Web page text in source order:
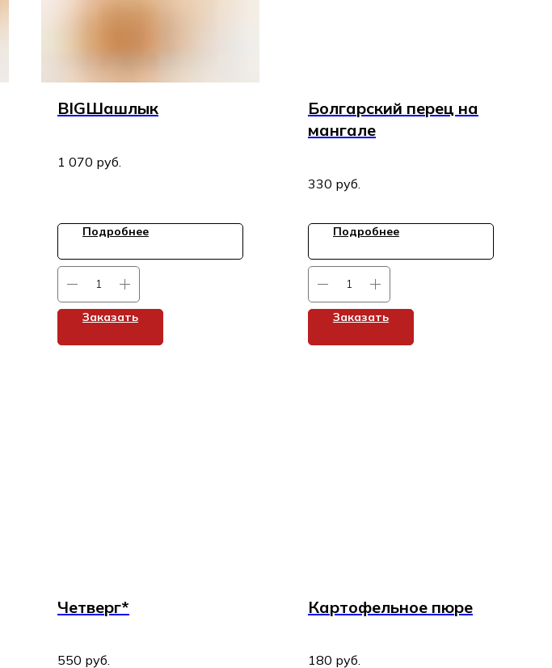
BIGШашлык
1 070 руб.
Подробнее
Заказать
Болгарский перец на
мангале
330 руб.
Подробнее
Заказать
Четверг*
550 руб.
Картофельное пюре
180 руб.